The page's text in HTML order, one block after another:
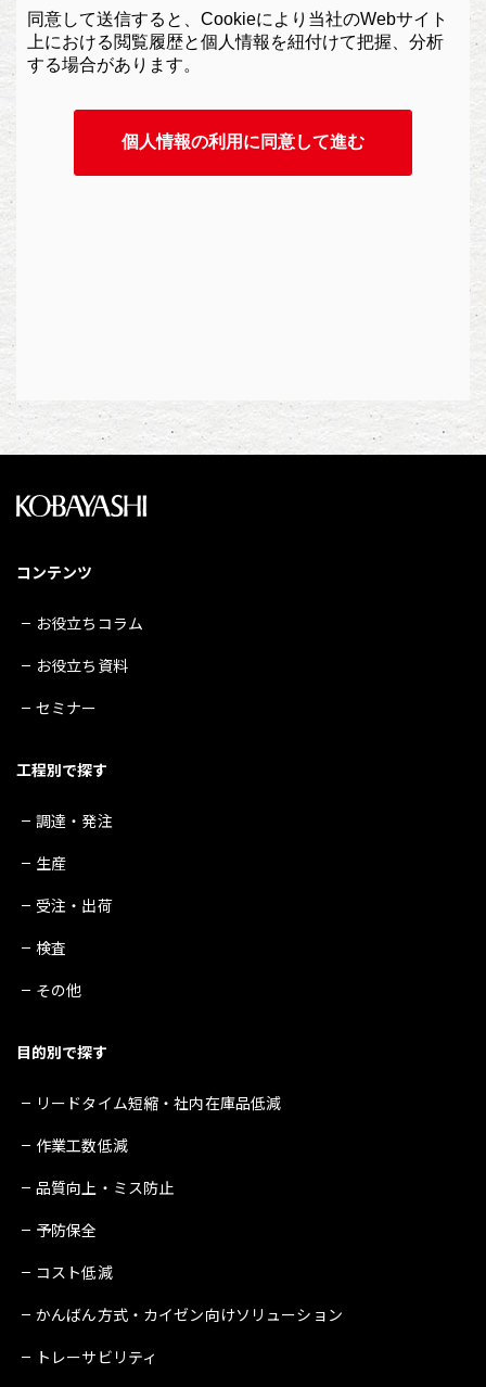
コンテンツ
お役立ちコラム
お役立ち資料
セミナー
工程別で探す
調達・発注
生産
受注・出荷
検査
その他
目的別で探す
リードタイム短縮・社内在庫品低減
作業工数低減
品質向上・ミス防止
予防保全
コスト低減
かんばん方式・カイゼン向けソリューション
トレーサビリティ